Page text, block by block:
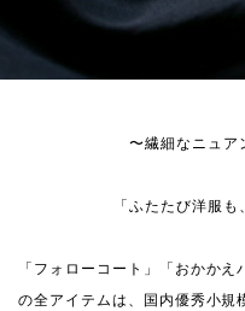
〜繊細なニュア
「ふたたび洋服
「フォローコート」「おかか
の全アイテムは、国内優秀小規